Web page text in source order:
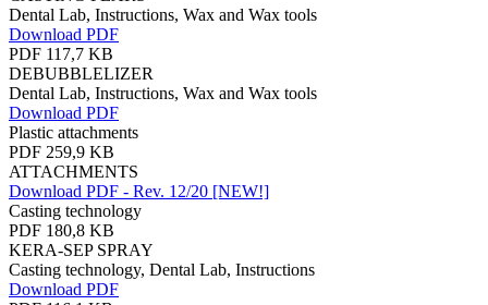
Dental Lab, Instructions, Wax and Wax tools
Download PDF
PDF 117,7 KB
DEBUBBLELIZER
Dental Lab, Instructions, Wax and Wax tools
Download PDF
Plastic attachments
PDF 259,9 KB
ATTACHMENTS
Download PDF - Rev. 12/20 [NEW!]
Casting technology
PDF 180,8 KB
KERA-SEP SPRAY
Casting technology, Dental Lab, Instructions
Download PDF